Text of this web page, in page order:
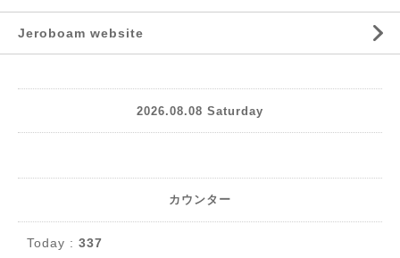
Jeroboam website
2026.08.08 Saturday
カウンター
Today : 337